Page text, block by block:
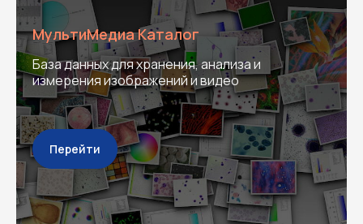
МультиМедиа Каталог
База данных для хранения, анализа и
измерения изображений и видео
Перейти